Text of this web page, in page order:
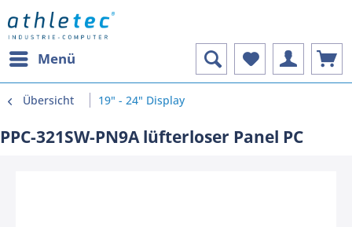
Menü
Übersicht 19" - 24" Display
PPC-321SW-PN9A lüfterloser Panel PC